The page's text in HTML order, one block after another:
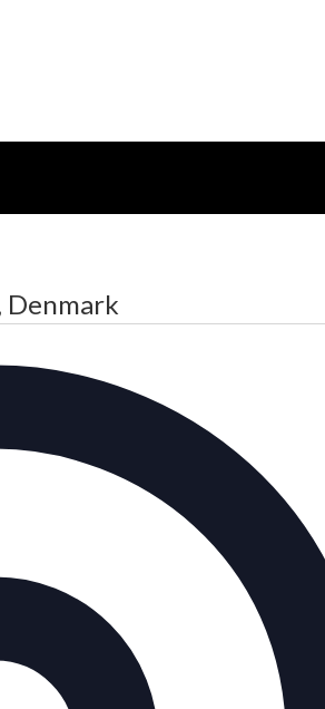
Denmark